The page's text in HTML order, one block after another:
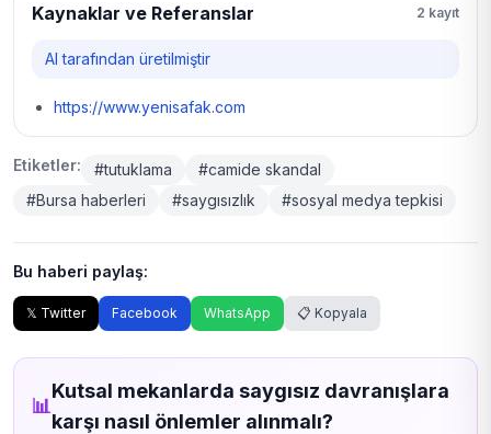
Kaynaklar ve Referanslar 2 kayıt
AI tarafından üretilmiştir
https://www.yenisafak.com
Etiketler: #tutuklama
#camide skandal
#Bursa haberleri
#saygısızlık #sosyal medya tepkisi
Bu haberi paylaş:
𝕏 Twitter Facebook WhatsApp 📋 Kopyala
📊
Kutsal mekanlarda saygısız davranışlara
karşı nasıl önlemler alınmalı?